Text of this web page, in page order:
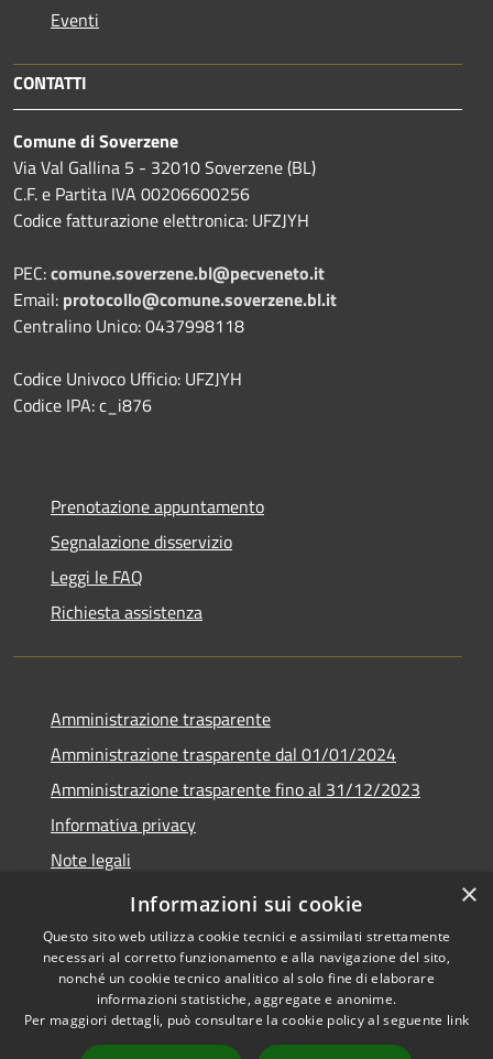
Eventi
CONTATTI
Comune di Soverzene
Via Val Gallina 5 - 32010 Soverzene (BL)
C.F. e Partita IVA 00206600256
Codice fatturazione elettronica: UFZJYH
PEC:comune.soverzene.bl@pecveneto.it
Email: protocollo@comune.soverzene.bl.it
Centralino Unico: 0437998118
Codice Univoco Ufficio: UFZJYH
Codice IPA: c_i876
Prenotazione appuntamento
Segnalazione disservizio
Leggi le FAQ
Richiesta assistenza
Amministrazione trasparente
Amministrazione trasparente dal 01/01/2024
Amministrazione trasparente fino al 31/12/2023
Informativa privacy
Note legali
Dichiarazione di accessibilità
Accessibilità
Copyright © 2026 • Comune di
Soverzene • Powered by
×
Informazioni sui cookie
Questo sito web utilizza cookie tecnici e assimilati strettamente
necessari al corretto funzionamento e alla navigazione del sito,
nonché un cookie tecnico analitico al solo fine di elaborare
informazioni statistiche, aggregate e anonime.
Per maggiori dettagli, può consultare la cookie policy al seguente link